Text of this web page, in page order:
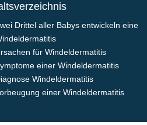
Drittel aller Babys entwickeln eine
für Windeldermatitis
einer Windeldermatitis
Windeldermatitis
einer Windeldermatitis